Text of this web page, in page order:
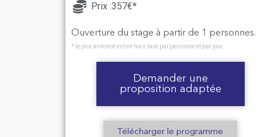
Prix :357€*
Ouverture du stage à partir de 1 personnes.
* le prix annoncé est en hors taxe par personne et par jour
Demander une
proposition adaptée
Télécharger le programme